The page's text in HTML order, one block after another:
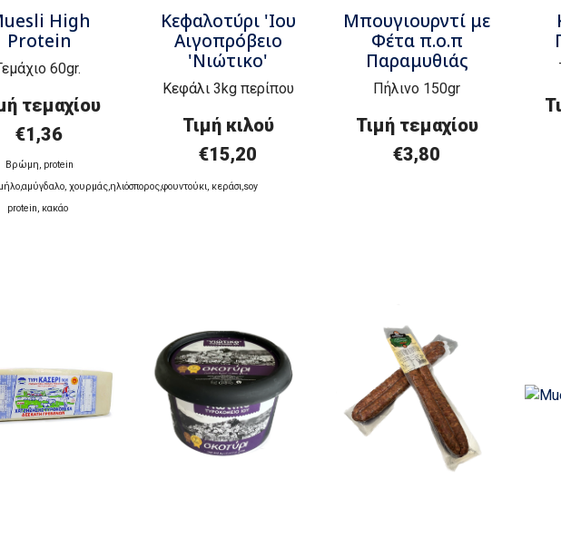
High
Protein
60gr.
τεμαχίου
€1,36
Βρώμη, protein
,αμύγδαλο, χουρμάς,ηλιόσπορος,φουντούκι, κεράσι,soy
protein, κακάο
Κεφαλοτύρι 'Ιου
Aιγοπρόβειο
'Νιώτικο'
Κεφάλι 3kg περίπου
Τιμή κιλού
€15,20
Μπουγιουρντί με
Φέτα π.ο.π
Παραμυθιάς
Πήλινο 150gr
Τιμή τεμαχίου
€3,80